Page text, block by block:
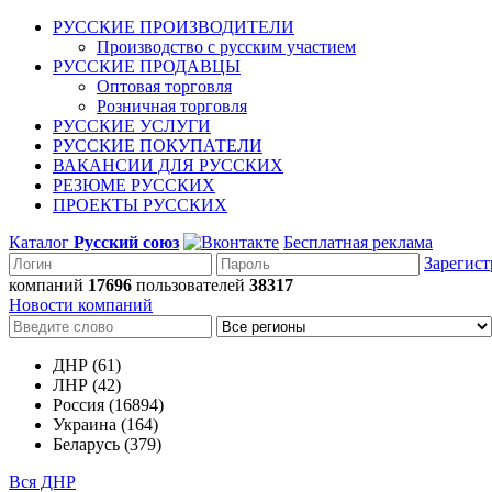
РУССКИЕ ПРОИЗВОДИТЕЛИ
Производство с русским участием
РУССКИЕ ПРОДАВЦЫ
Оптовая торговля
Розничная торговля
РУССКИЕ УСЛУГИ
РУССКИЕ ПОКУПАТЕЛИ
ВАКАНСИИ ДЛЯ РУССКИХ
РЕЗЮМЕ РУССКИХ
ПРОЕКТЫ РУССКИХ
Каталог Русский союз
Бесплатная реклама
компаний 17696 пользователей 38317
Новости компаний
ДНР (61)
ЛНР (42)
Россия (16894)
Украина (164)
Беларусь (379)
Вся ДНР